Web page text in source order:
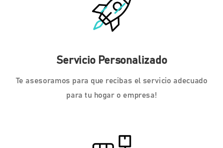
Servicio Personalizado
Te asesoramos para que recibas el servicio adecuado
para tu hogar o empresa!